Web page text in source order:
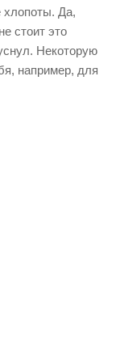
хлопоты. Да,
стоит это
Некоторую
например, для